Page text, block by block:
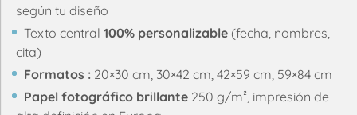
según tu diseño
Texto central 100% personalizable (fecha, nombres,
cita)
Formatos : 20×30 cm, 30×42 cm, 42×59 cm, 59×84 cm
Papel fotográfico brillante 250 g/m², impresión de